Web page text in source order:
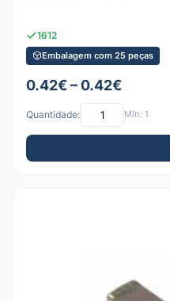
1612
Embalagem com 25 peças
0.42€ – 0.42€
Quantidade: Mín: 1